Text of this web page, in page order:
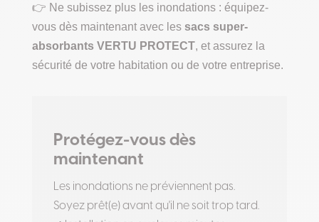
👉 Ne subissez plus les inondations : équipez-
vous dès maintenant avec les sacs super-
absorbants VERTU PROTECT, et assurez la
sécurité de votre habitation ou de votre entreprise.
Protégez-vous dès
maintenant
Les inondations ne préviennent pas.
Soyez prêt(e) avant qu'il ne soit trop tard.